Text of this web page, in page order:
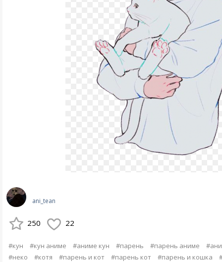
ani_tean
250 22
#кун #кун аниме #аниме кун #парень #парень аниме
#неко
#котя #парень и кот #парень кот #парень и кошка